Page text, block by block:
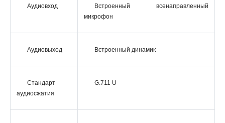
Аудиовход
Встроенный всенаправленный
микрофон
Аудиовыход Встроенный динамик
Стандарт
аудиосжатия
G.711 U